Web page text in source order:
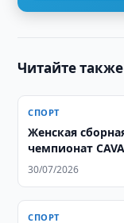
Читайте также
СПОРТ
Женская
чемпионат CAVA
30/07/2026
СПОРТ